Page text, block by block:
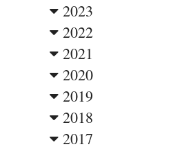
2023
2022
2021
2020
2019
2018
2017